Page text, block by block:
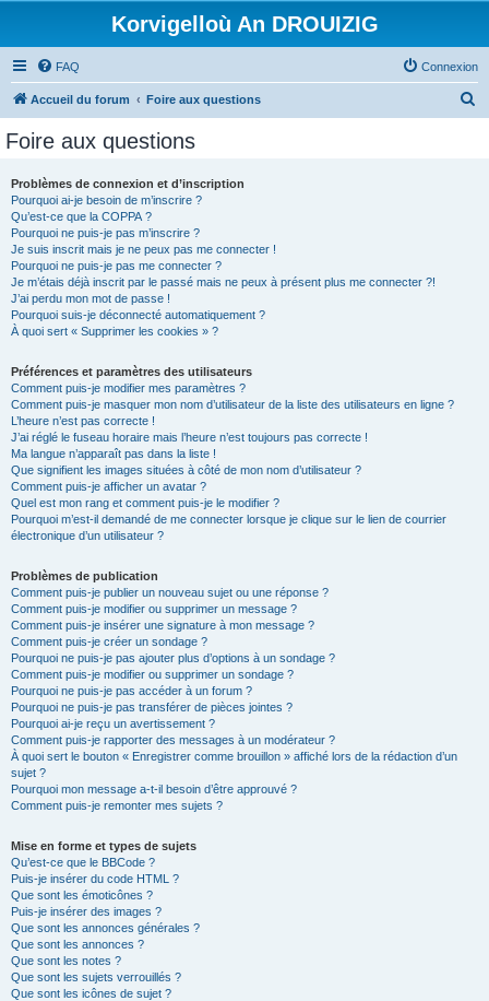
Korvigelloù An DROUIZIG
FAQ Connexion
Accueil du forum Foire aux questions
Foire aux questions
Problèmes de connexion et d’inscription
Pourquoi ai-je besoin de m’inscrire ?
Qu’est-ce que la COPPA ?
Pourquoi ne puis-je pas m’inscrire ?
Je suis inscrit mais je ne peux pas me connecter !
Pourquoi ne puis-je pas me connecter ?
Je m’étais déjà inscrit par le passé mais ne peux à présent plus me connecter ?!
J’ai perdu mon mot de passe !
Pourquoi suis-je déconnecté automatiquement ?
À quoi sert « Supprimer les cookies » ?
Préférences et paramètres des utilisateurs
Comment puis-je modifier mes paramètres ?
Comment puis-je masquer mon nom d’utilisateur de la liste des utilisateurs en ligne ?
L’heure n’est pas correcte !
J’ai réglé le fuseau horaire mais l’heure n’est toujours pas correcte !
Ma langue n’apparaît pas dans la liste !
Que signifient les images situées à côté de mon nom d’utilisateur ?
Comment puis-je afficher un avatar ?
Quel est mon rang et comment puis-je le modifier ?
Pourquoi m’est-il demandé de me connecter lorsque je clique sur le lien de courrier
électronique d’un utilisateur ?
Problèmes de publication
Comment puis-je publier un nouveau sujet ou une réponse ?
Comment puis-je modifier ou supprimer un message ?
Comment puis-je insérer une signature à mon message ?
Comment puis-je créer un sondage ?
Pourquoi ne puis-je pas ajouter plus d’options à un sondage ?
Comment puis-je modifier ou supprimer un sondage ?
Pourquoi ne puis-je pas accéder à un forum ?
Pourquoi ne puis-je pas transférer de pièces jointes ?
Pourquoi ai-je reçu un avertissement ?
Comment puis-je rapporter des messages à un modérateur ?
À quoi sert le bouton « Enregistrer comme brouillon » affiché lors de la rédaction d’un
sujet ?
Pourquoi mon message a-t-il besoin d’être approuvé ?
Comment puis-je remonter mes sujets ?
Mise en forme et types de sujets
Qu’est-ce que le BBCode ?
Puis-je insérer du code HTML ?
Que sont les émoticônes ?
Puis-je insérer des images ?
Que sont les annonces générales ?
Que sont les annonces ?
Que sont les notes ?
Que sont les sujets verrouillés ?
Que sont les icônes de sujet ?